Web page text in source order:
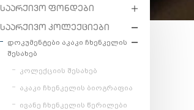
ᲡᲐᲐᲠᲥᲘᲕᲝ ᲤᲝᲜᲓᲔᲑᲘ
ᲡᲐᲐᲠᲥᲘᲕᲝ ᲙᲝᲚᲔᲥᲪᲘᲔᲑᲘ
დოკუმენტები აკაკი ჩხენკელის
შესახებ
კოლექციის შესახებ
აკაკი ჩხენკელის ბიოგრაფია
ივანე ჩხენკელის წერილები